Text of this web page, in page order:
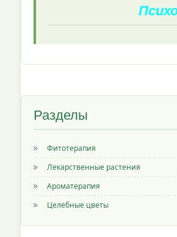
Разделы
Фитотерапия
Лекарственные растения
Ароматерапия
Целебные цветы